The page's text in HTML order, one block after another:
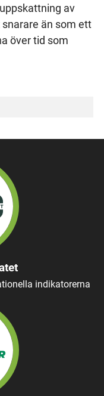
av
än som ett
över tid som
indikatorerna